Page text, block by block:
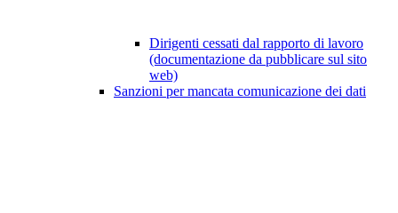
Dirigenti cessati dal rapporto di lavoro
(documentazione da pubblicare sul sito
web)
Sanzioni per mancata comunicazione dei dati